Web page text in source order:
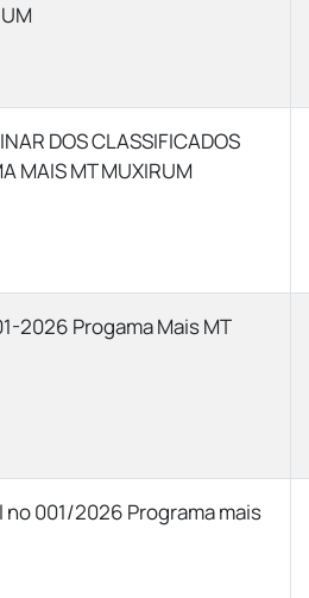
DOS CLASSIFICADOS
MAIS MT MUXIRUM
2026 Progama Mais MT
001/2026 Programa mais